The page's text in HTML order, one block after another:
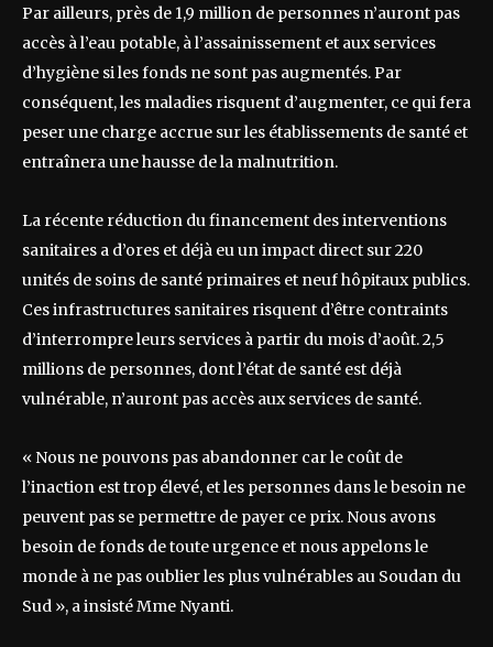
Par ailleurs, près de 1,9 million de personnes n’auront pas
accès à l’eau potable, à l’assainissement et aux services
d’hygiène si les fonds ne sont pas augmentés. Par
conséquent, les maladies risquent d’augmenter, ce qui fera
peser une charge accrue sur les établissements de santé et
entraînera une hausse de la malnutrition.
La récente réduction du financement des interventions
sanitaires a d’ores et déjà eu un impact direct sur 220
unités de soins de santé primaires et neuf hôpitaux publics.
Ces infrastructures sanitaires risquent d’être contraints
d’interrompre leurs services à partir du mois d’août. 2,5
millions de personnes, dont l’état de santé est déjà
vulnérable, n’auront pas accès aux services de santé.
« Nous ne pouvons pas abandonner car le coût de
l’inaction est trop élevé, et les personnes dans le besoin ne
peuvent pas se permettre de payer ce prix. Nous avons
besoin de fonds de toute urgence et nous appelons le
monde à ne pas oublier les plus vulnérables au Soudan du
Sud », a insisté Mme Nyanti.